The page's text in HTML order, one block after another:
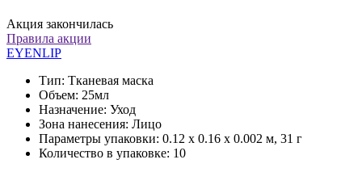
Акция закончилась
Правила акции
EYENLIP
Тип: Тканевая маска
Объем: 25мл
Назначение: Уход
Зона нанесения: Лицо
Параметры упаковки: 0.12 x 0.16 x 0.002 м, 31 г
Количество в упаковке: 10